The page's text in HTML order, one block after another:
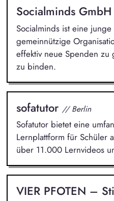
Socialminds GmbH
Socialminds ist eine
gemeinnützige
effektiv neue Spenden
zu binden.
sofatutor // Berlin
Sofatutor bietet eine
Lernplattform für Schüler
über 11.000 Lernvideos
VIER PFOTEN –